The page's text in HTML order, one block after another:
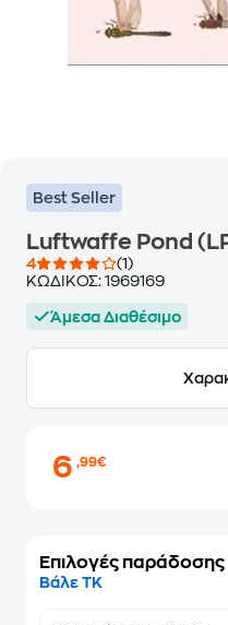
Best Seller
Luftwaffe Pond
4
(1)
ΚΩΔΙΚΟΣ: 1969169
Άμεσα Διαθέσιμο
6,99€
Επιλογές παράδοσης
Βάλε ΤΚ